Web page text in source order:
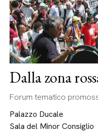
Dalla zona
Forum tematico
Palazzo Ducale
Sala del Minor Consiglio